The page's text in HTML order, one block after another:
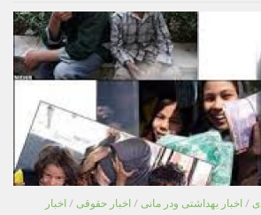
/ اخبار بهداشتی ودر مانی / اخبار حقوقی / اخبار